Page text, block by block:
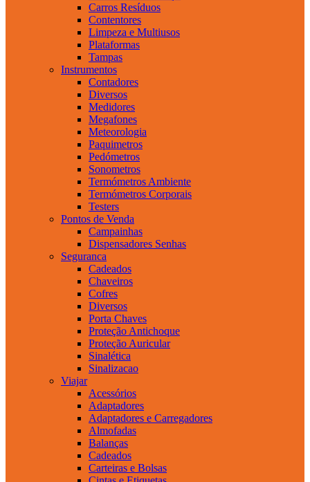
Carros Resíduos
Contentores
Limpeza e Multiusos
Plataformas
Tampas
Instrumentos
Contadores
Diversos
Medidores
Megafones
Meteorologia
Paquimetros
Pedómetros
Sonometros
Termómetros Ambiente
Termómetros Corporais
Testers
Pontos de Venda
Campainhas
Dispensadores Senhas
Seguranca
Cadeados
Chaveiros
Cofres
Diversos
Porta Chaves
Proteção Antichoque
Proteção Auricular
Sinalética
Sinalizacao
Viajar
Acessórios
Adaptadores
Adaptadores e Carregadores
Almofadas
Balanças
Cadeados
Carteiras e Bolsas